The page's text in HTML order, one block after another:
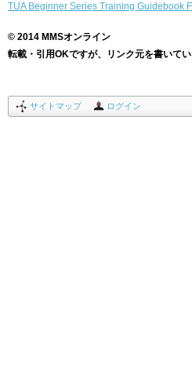
TUA Beginner Series Training Guidebook
© 2014 MMSオンライン
転載・引用OKですが、リンク元を書いて
サイトマップ ログイン